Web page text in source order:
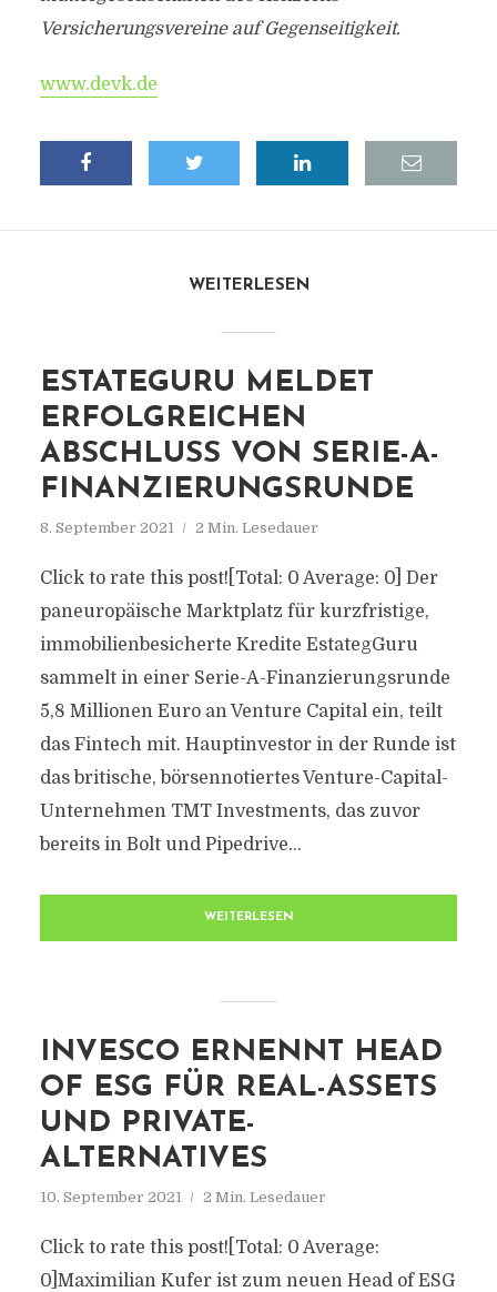
Versicherungsvereine auf Gegenseitigkeit.
www.devk.de
WEITERLESEN
ESTATEGURU MELDET
ERFOLGREICHEN
ABSCHLUSS VON SERIE-A-
FINANZIERUNGSRUNDE
8. September 2021 2 Min. Lesedauer
Click to rate this post![Total: 0 Average: 0] Der
paneuropäische Marktplatz für kurzfristige,
immobilienbesicherte Kredite EstategGuru
sammelt in einer Serie-A-Finanzierungsrunde
5,8 Millionen Euro an Venture Capital ein, teilt
das Fintech mit. Hauptinvestor in der Runde ist
das britische, börsennotiertes Venture-Capital-
Unternehmen TMT Investments, das zuvor
bereits in Bolt und Pipedrive...
WEITERLESEN
INVESCO ERNENNT HEAD
OF ESG FÜR REAL-ASSETS
UND PRIVATE-
ALTERNATIVES
10. September 2021 2 Min. Lesedauer
Click to rate this post![Total: 0 Average:
0]Maximilian Kufer ist zum neuen Head of ESG